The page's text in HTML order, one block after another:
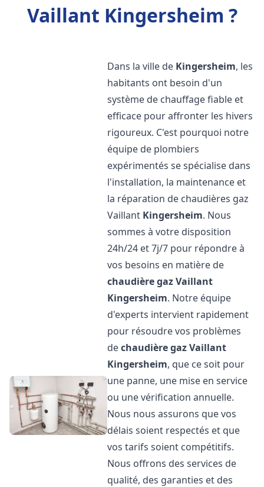
Vaillant Kingersheim ?
Dans la ville de Kingersheim, les
habitants ont besoin d'un
système de chauffage fiable et
efficace pour affronter les hivers
rigoureux. C'est pourquoi notre
équipe de plombiers
expérimentés se spécialise dans
l'installation, la maintenance et
la réparation de chaudières gaz
Vaillant Kingersheim. Nous
sommes à votre disposition
24h/24 et 7j/7 pour répondre à
vos besoins en matière de
chaudière gaz Vaillant
Kingersheim. Notre équipe
d'experts intervient rapidement
pour résoudre vos problèmes
dechaudière gaz Vaillant
Kingersheim, que ce soit pour
une panne, une mise en service
ou une vérification annuelle.
Nous nous assurons que vos
délais soient respectés et que
vos tarifs soient compétitifs.
Nous offrons des services de
qualité, des garanties et des